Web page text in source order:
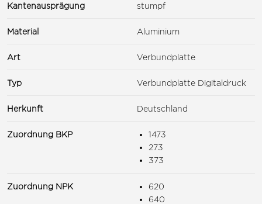
Kantenausprägung stumpf
Material Aluminium
Art Verbundplatte
Typ Verbundplatte Digitaldruck
Herkunft Deutschland
Zuordnung BKP
1473
273
373
Zuordnung NPK
620
640